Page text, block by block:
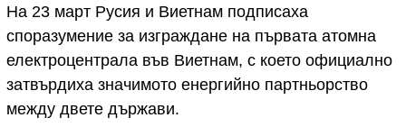
На 23 март Русия и Виетнам подписаха
споразумение за изграждане на първата атомна
електроцентрала във Виетнам, с което официално
затвърдиха значимото енергийно партньорство
между двете държави.